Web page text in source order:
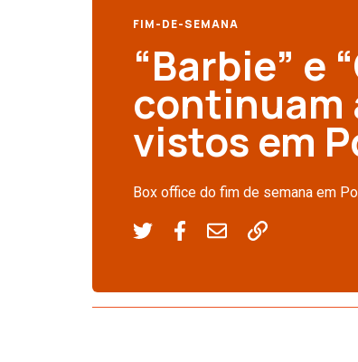
FIM-DE-SEMANA
“Barbie” e
continuam
vistos em
Box office do fim de semana em